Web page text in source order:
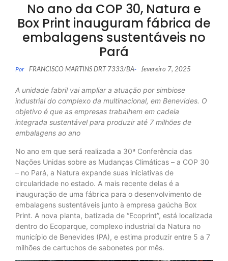
No ano da COP 30, Natura e
Box Print inauguram fábrica de
embalagens sustentáveis no
Pará
Por FRANCISCO MARTINS DRT 7333/BA- fevereiro 7, 2025
A unidade fabril vai ampliar a atuação por simbiose
industrial do complexo da multinacional, em Benevides. O
objetivo é que as empresas trabalhem em cadeia
integrada sustentável para produzir até 7 milhões de
embalagens ao ano
No ano em que será realizada a 30ª Conferência das
Nações Unidas sobre as Mudanças Climáticas – a COP 30
– no Pará, a Natura expande suas iniciativas de
circularidade no estado. A mais recente delas é a
inauguração de uma fábrica para o desenvolvimento de
embalagens sustentáveis junto à empresa gaúcha Box
Print. A nova planta, batizada de “Ecoprint”, está localizada
dentro do Ecoparque, complexo industrial da Natura no
município de Benevides (PA), e estima produzir entre 5 a 7
milhões de cartuchos de sabonetes por mês.